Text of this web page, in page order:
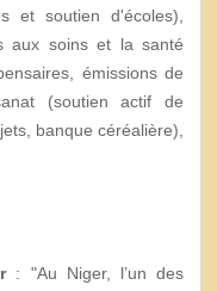
et soutien d'écoles),
aux soins et la santé
émissions de
(soutien actif de
banque céréalière),
: "Au Niger, l’un des